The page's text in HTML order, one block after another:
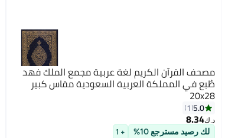
مصحف القرآن الكريم لغة عربية مجمع الملك فهد
طُبع في المملكة العربية السعودية مقاس كبير
20x28
5.0
1
د.ك‏8.34
لك رصيد مسترجع 10% + 1